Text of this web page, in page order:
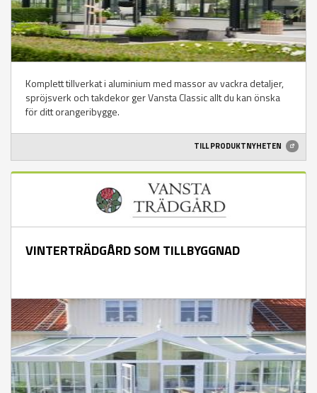
Komplett tillverkat i aluminium med massor av vackra detaljer,
spröjsverk och takdekor ger Vansta Classic allt du kan önska
för ditt orangeribygge.
TILL PRODUKTNYHETEN
VINTERTRÄDGÅRD SOM TILLBYGGNAD